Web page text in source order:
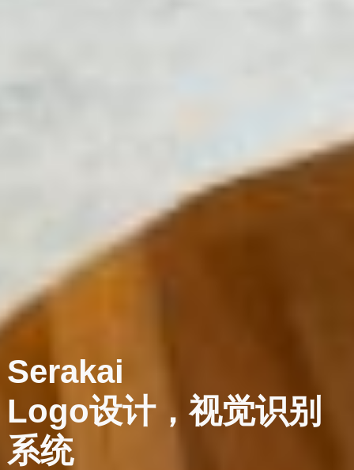
Serakai
Logo设计，视觉识别
系统